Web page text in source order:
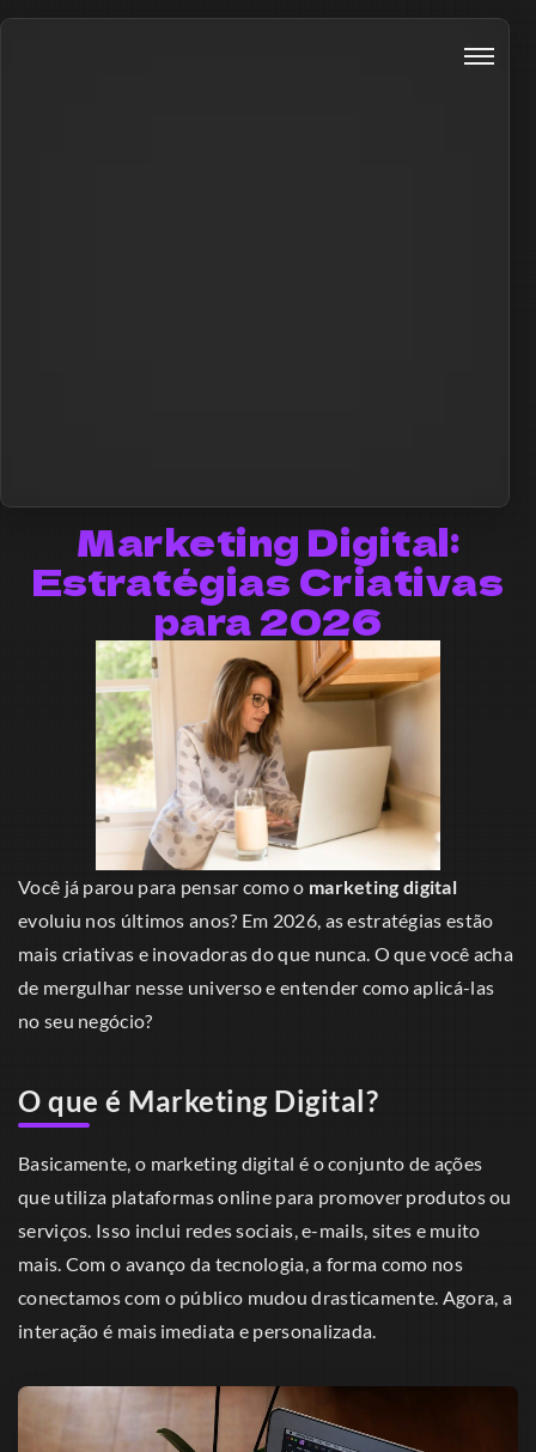
Marketing Digital:
Estratégias Criativas
para 2026
Você já parou para pensar como o marketing digital
evoluiu nos últimos anos? Em 2026, as estratégias estão
mais criativas e inovadoras do que nunca. O que você acha
de mergulhar nesse universo e entender como aplicá-las
no seu negócio?
O que é Marketing Digital?
Basicamente, o marketing digital é o conjunto de ações
que utiliza plataformas online para promover produtos ou
serviços. Isso inclui redes sociais, e-mails, sites e muito
mais. Com o avanço da tecnologia, a forma como nos
conectamos com o público mudou drasticamente. Agora, a
interação é mais imediata e personalizada.